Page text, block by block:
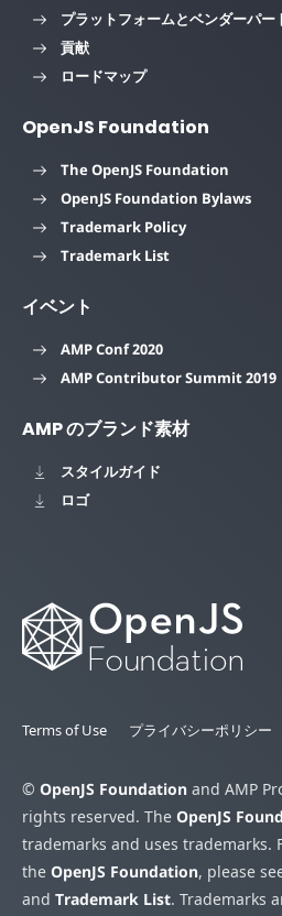
プラットフォームとベンダーパー
貢献
ロードマップ
OpenJS Foundation
The OpenJS Foundation
OpenJS Foundation Bylaws
Trademark Policy
Trademark List
イベント
AMP Conf 2020
AMP Contributor Summit 2019
AMP のブランド素材
スタイルガイド
ロゴ
Terms of Use プライバシーポリシー
© OpenJS Foundation and AMP
rights reserved. The OpenJS
trademarks and uses trademarks.
the OpenJS Foundation, please
and Trademark List. Trademarks